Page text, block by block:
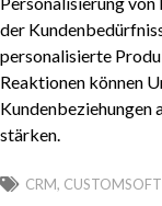
der
personalisierte
Reaktionen können
stärken.
CRM,